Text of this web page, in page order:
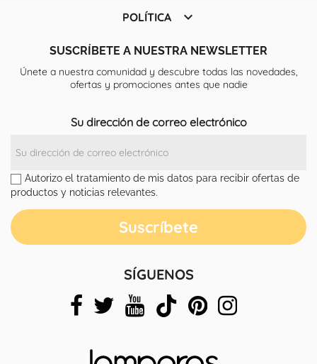
POLÍTICA 
SUSCRÍBETE A NUESTRA NEWSLETTER
Únete a nuestra comunidad y descubre todas las novedades,
ofertas y promociones antes que nadie
Su dirección de correo electrónico
Autorizo el tratamiento de mis datos para recibir ofertas de
productos y noticias relevantes.
SÍGUENOS